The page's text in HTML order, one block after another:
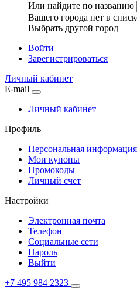
Или найдите по названию
Вашего города нет в
Выбрать другой город
Войти
Зарегистрироваться
Личный кабинет
E-mail
Личный кабинет
Профиль
Персональная информация
Мои купоны
Промокоды
Личный счет
Настройки
Электронная почта
Телефон
Социальные сети
Пароль
Выйти
+7 495 984 2323